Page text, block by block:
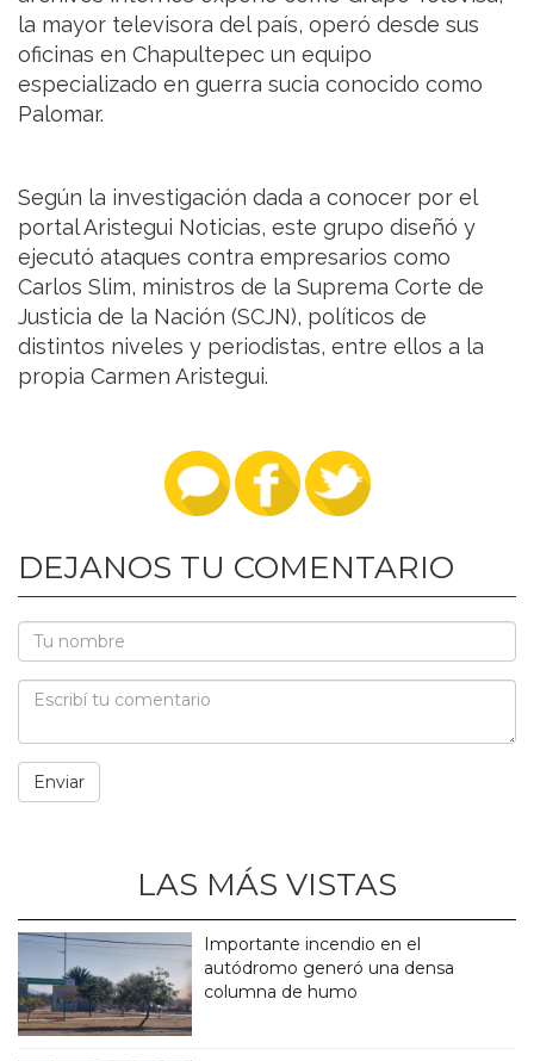
la mayor televisora del país, operó desde sus
oficinas en Chapultepec un equipo
especializado en guerra sucia conocido como
Palomar.
Según la investigación dada a conocer por el
portal Aristegui Noticias, este grupo diseñó y
ejecutó ataques contra empresarios como
Carlos Slim, ministros de la Suprema Corte de
Justicia de la Nación (SCJN), políticos de
distintos niveles y periodistas, entre ellos a la
propia Carmen Aristegui.
DEJANOS TU COMENTARIO
LAS MÁS VISTAS
Importante incendio en el
autódromo generó una densa
columna de humo